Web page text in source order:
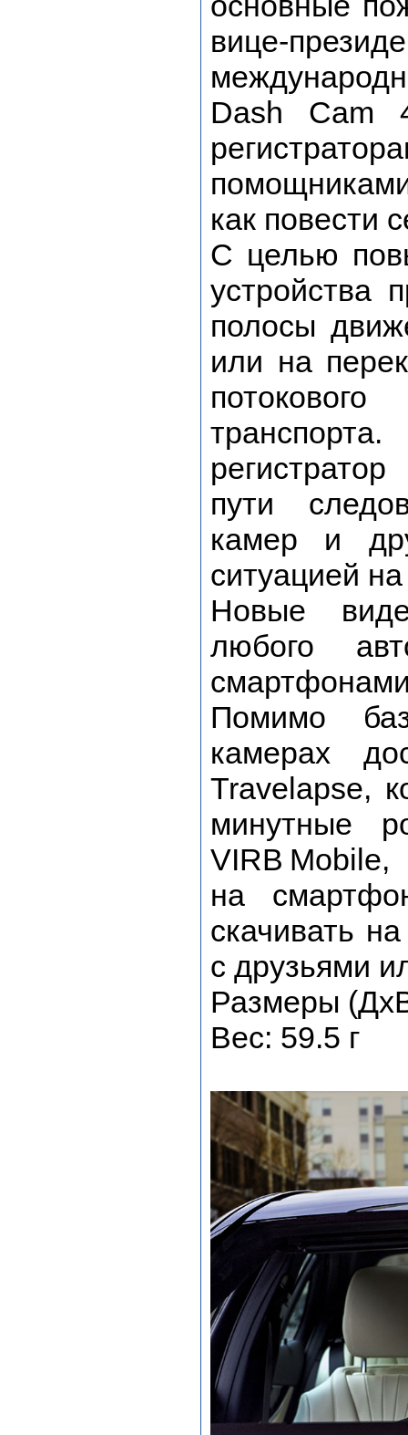
вице-
Dash Cam
как повести
С целью
устройства
полосы
или на
пути
камер и
ситуацией
Новые
любого
Помимо
камерах
Travelapse,
минутные
VIRB
на
скачивать
с друзьями
Размеры
Вес: 59.5 г